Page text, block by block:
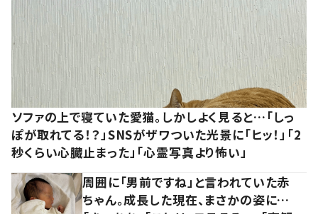
ソファの上で寝ていた愛猫。しかしよく見ると…「しっ
ぽが取れてる！？」SNSがザワついた光景に「ヒッ！」「2
秒くらい心臓止まった」「心霊写真より怖い」
周囲に「男前ですね」と言われていた赤
ちゃん。成長した現在、まさかの姿に…